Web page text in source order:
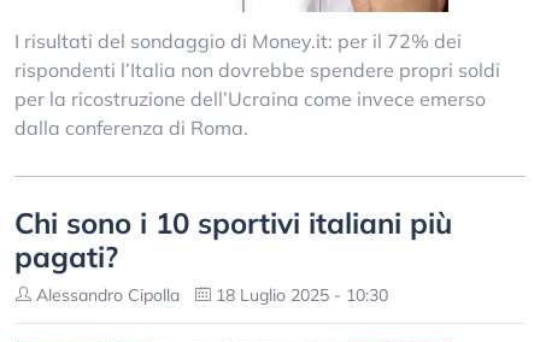
I risultati del sondaggio di Money.it: per il 72% dei
rispondenti l’Italia non dovrebbe spendere propri soldi
per la ricostruzione dell’Ucraina come invece emerso
dalla conferenza di Roma.
Chi sono i 10 sportivi italiani più
pagati?
Alessandro Cipolla 18 Luglio 2025 - 10:30